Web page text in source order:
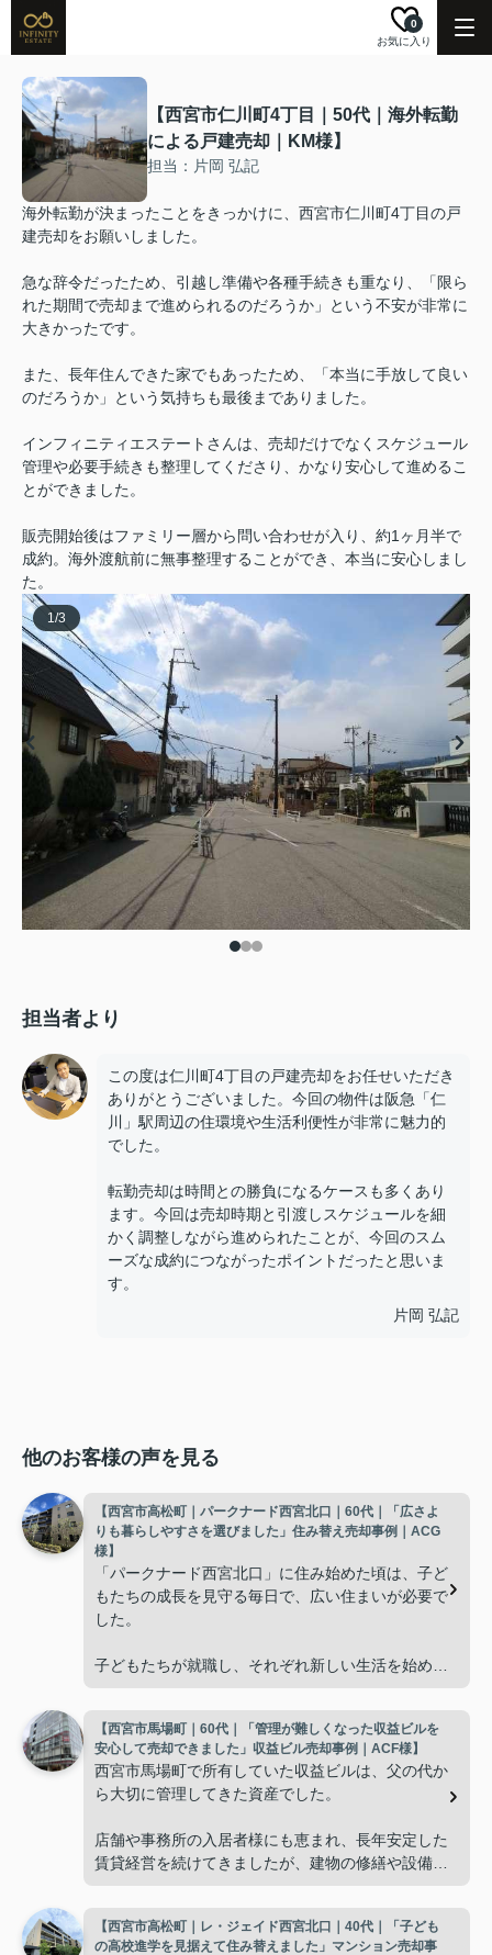
お気に入り
0
【西宮市仁川町4丁目｜50代｜海外転勤
による戸建売却｜KM様】
担当：片岡 弘記
海外転勤が決まったことをきっかけに、西宮市仁川町4丁目の戸
建売却をお願いしました。
急な辞令だったため、引越し準備や各種手続きも重なり、「限ら
れた期間で売却まで進められるのだろうか」という不安が非常に
大きかったです。
また、長年住んできた家でもあったため、「本当に手放して良い
のだろうか」という気持ちも最後までありました。
インフィニティエステートさんは、売却だけでなくスケジュール
管理や必要手続きも整理してくださり、かなり安心して進めるこ
とができました。
販売開始後はファミリー層から問い合わせが入り、約1ヶ月半で
成約。海外渡航前に無事整理することができ、本当に安心しまし
た。
1/3
担当者より
この度は仁川町4丁目の戸建売却をお任せいただき
ありがとうございました。今回の物件は阪急「仁
川」駅周辺の住環境や生活利便性が非常に魅力的
でした。
転勤売却は時間との勝負になるケースも多くあり
ます。今回は売却時期と引渡しスケジュールを細
かく調整しながら進められたことが、今回のスム
ーズな成約につながったポイントだったと思いま
す。
片岡 弘記
他のお客様の声を見る
【西宮市高松町｜パークナード西宮北口｜60代｜「広さよ
りも暮らしやすさを選びました」住み替え売却事例｜ACG
様】
「パークナード西宮北口」に住み始めた頃は、子ど
もたちの成長を見守る毎日で、広い住まいが必要で
した。
子どもたちが就職し、それぞれ新しい生活を始める
使わない部屋が増え、
「今の私たちには少し広すぎるね。」
掃除や管理の負担も考え、夫婦二人にちょうど良い
インフィニティエステートさんへ相談すると、「パ
【西宮市馬場町｜60代｜「管理が難しくなった収益ビルを
安心して売却できました」収益ビル売却事例｜ACF様】
西宮市馬場町で所有していた収益ビルは、父の代か
ら大切に管理してきた資産でした。
店舗や事務所の入居者様にも恵まれ、長年安定した
賃貸経営を続けてきましたが、建物の修繕や設備更
子どもたちはそれぞれ別の仕事に就いており、
【西宮市高松町｜レ・ジェイド西宮北口｜40代｜「子ども
の高校進学を見据えて住み替えました」マンション売却事